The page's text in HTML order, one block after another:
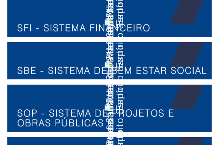
SFI - SISTEMA FINANCEIRO
SBE - SISTEMA DE BEM ESTAR SOCIAL
SOP - SISTEMA DE PROJETOS E
OBRAS PÚBLICAS